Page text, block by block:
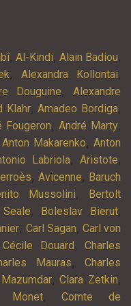
, Al-Kindi, Alain Badiou,
, Alexandra Kollontai,
Douguine, Alexandre
Klahr,Amadeo Bordiga,
Fougeron, André Marty,
Anton Makarenko, Anton
Labriola,Aristote,
, Avicenne, Baruch
Mussolini,
Bertolt
, Boleslav Bierut,
, Carl Sagan, Carl von
Cécile Douard ,Charles
Mauras, Charles
,Clara Zetkin,
Monet,Comte de